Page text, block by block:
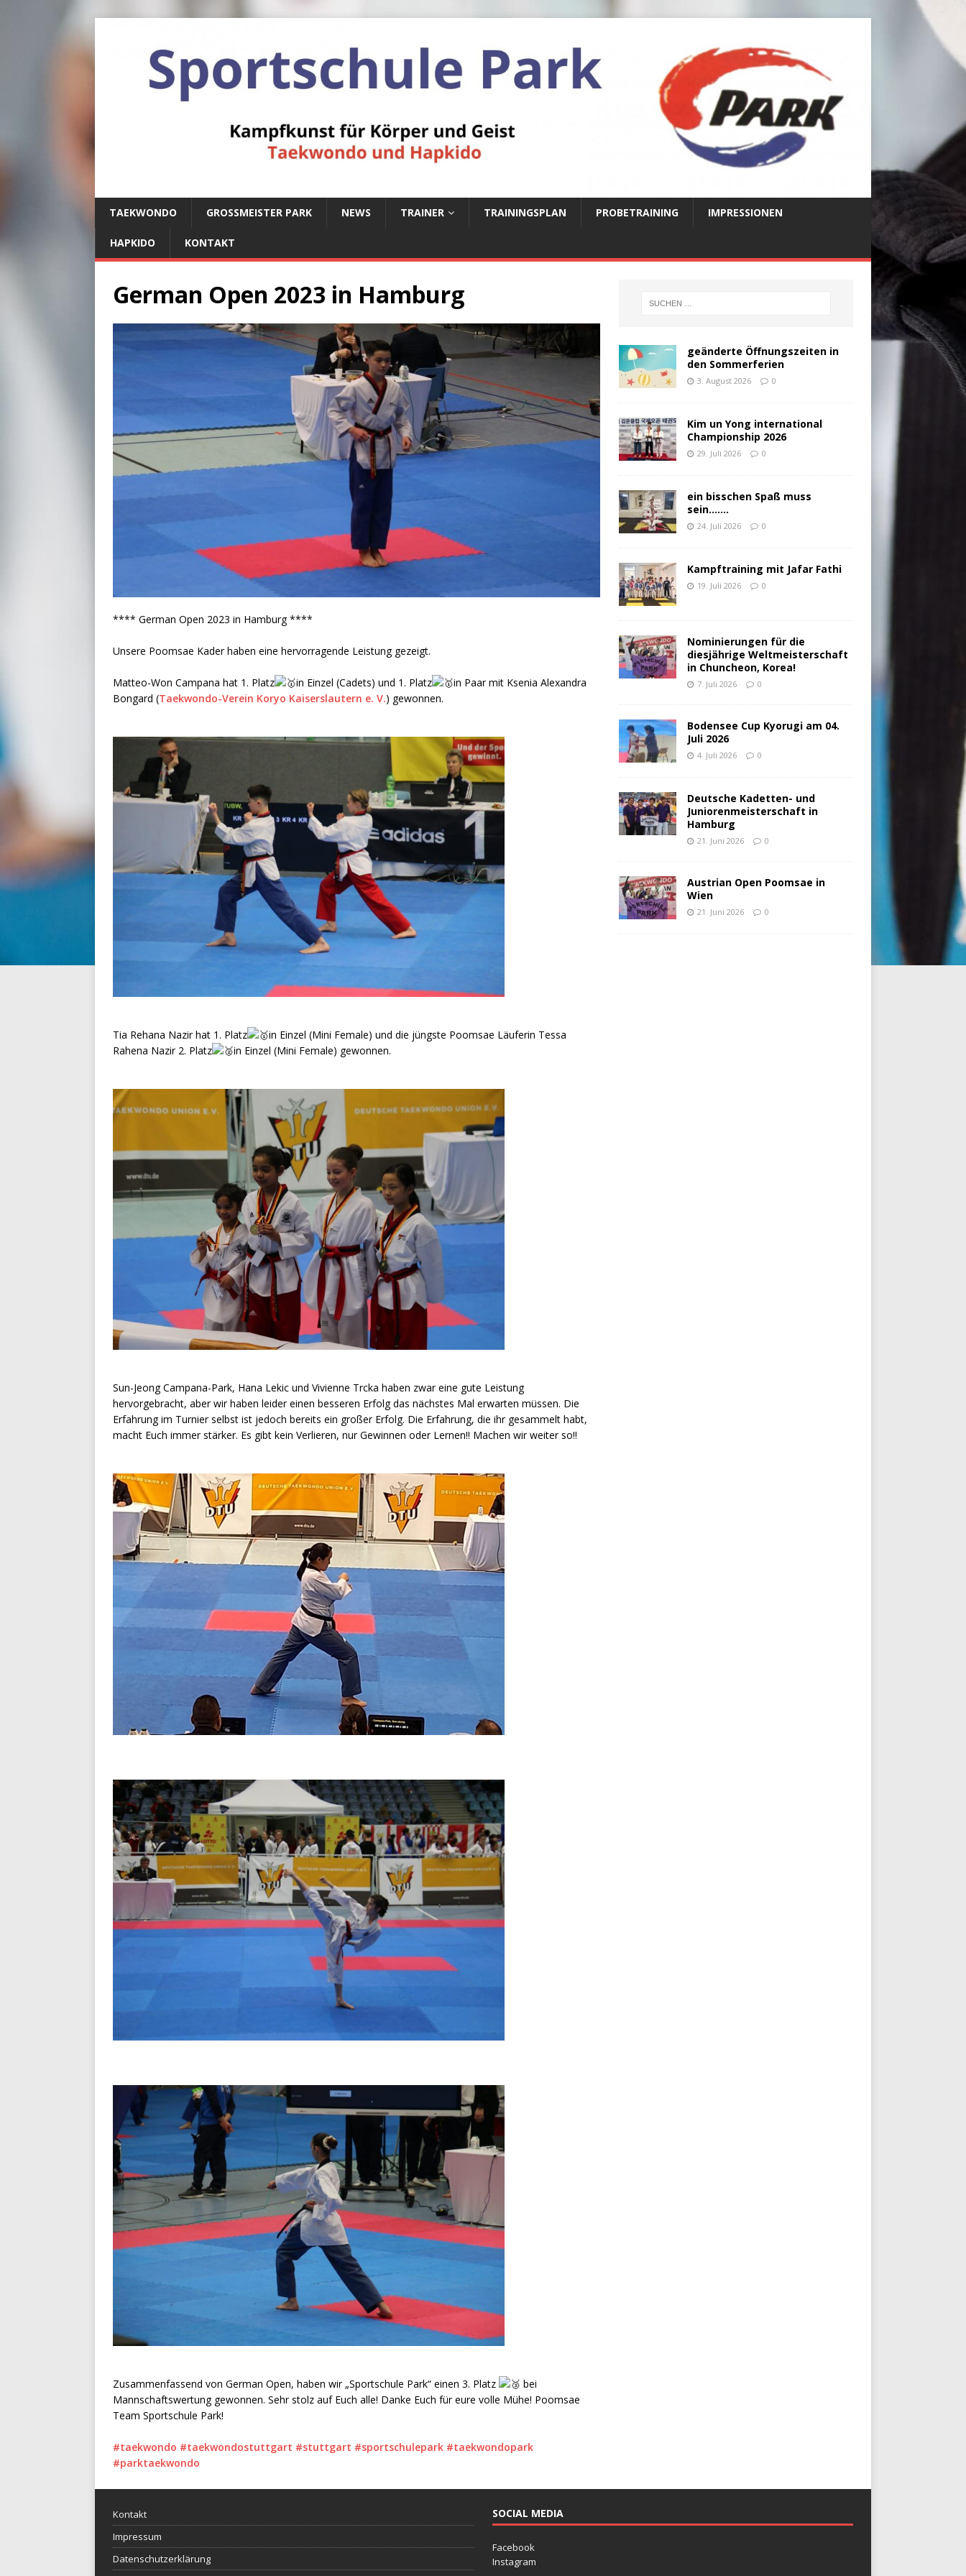
TAEKWONDO GROSSMEISTER PARK NEWS TRAINER TRAININGSPLAN PROBETRAINING IMPRESSIONEN
HAPKIDO KONTAKT
German Open 2023 in Hamburg
**** German Open 2023 in Hamburg ****
Unsere Poomsae Kader haben eine hervorragende Leistung gezeigt.
Matteo-Won Campana hat 1. Platz in Einzel (Cadets) und 1. Platz
in Paar mit Ksenia Alexandra
Bongard (Taekwondo-Verein Koryo Kaiserslautern e. V.) gewonnen.
Tia Rehana Nazir hat 1. Platz
in Einzel (Mini Female) und die jüngste Poomsae Läuferin Tessa
Rahena Nazir 2. Platz
in Einzel (Mini Female) gewonnen.
Sun-Jeong Campana-Park, Hana Lekic und Vivienne Trcka haben zwar eine gute Leistung
hervorgebracht, aber wir haben leider einen besseren Erfolg das nächstes Mal erwarten müssen. Die
Erfahrung im Turnier selbst ist jedoch bereits ein großer Erfolg. Die Erfahrung, die ihr gesammelt habt,
macht Euch immer stärker. Es gibt kein Verlieren, nur Gewinnen oder Lernen!! Machen wir weiter so!!
Zusammenfassend von German Open, haben wir „Sportschule Park“ einen 3. Platz
bei
Mannschaftswertung gewonnen. Sehr stolz auf Euch alle! Danke Euch für eure volle Mühe! Poomsae
Team Sportschule Park!
#taekwondo #taekwondostuttgart #stuttgart #sportschulepark #taekwondopark
#parktaekwondo
geänderte Öffnungszeiten in
den Sommerferien
3. August 2026 0
Kim un Yong international
Championship 2026
29. Juli 2026 0
ein bisschen Spaß muss
sein…….
24. Juli 2026 0
Kampftraining mit Jafar Fathi
19. Juli 2026 0
Nominierungen für die
diesjährige Weltmeisterschaft
in Chuncheon, Korea!
7. Juli 2026 0
Bodensee Cup Kyorugi am 04.
Juli 2026
4. Juli 2026 0
Deutsche Kadetten- und
Juniorenmeisterschaft in
Hamburg
21. Juni 2026 0
Austrian Open Poomsae in
Wien
21. Juni 2026 0
Kontakt
Impressum
Datenschutzerklärung
SOCIAL MEDIA
Facebook
Instagram